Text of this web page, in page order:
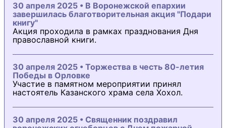
30 апреля 2025 • В Воронежской епархии
завершилась благотворительная акция "Подари
книгу"
Акция проходила в рамках празднования Дня
православной книги.
30 апреля 2025 • Торжества в честь 80-летия
Победы в Орловке
Участие в памятном мероприятии принял
настоятель Казанского храма села Хохол.
30 апреля 2025 • Священник поздравил